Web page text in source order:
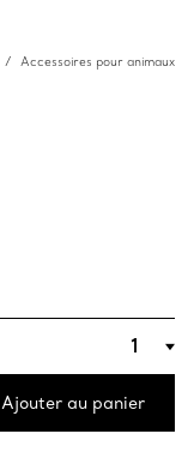
Accessoires pour animaux
Ajouter au panier